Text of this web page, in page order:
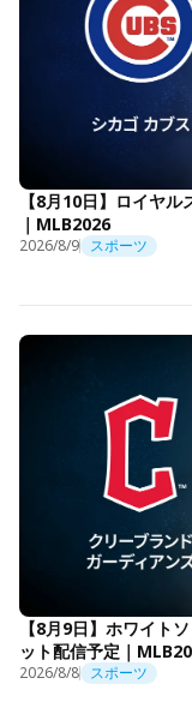
【8月10日】ロイヤ
｜MLB2026
2026/8/9 スポーツ
【8月9日】ホワイト
ット配信予定｜
2026/8/8 スポーツ